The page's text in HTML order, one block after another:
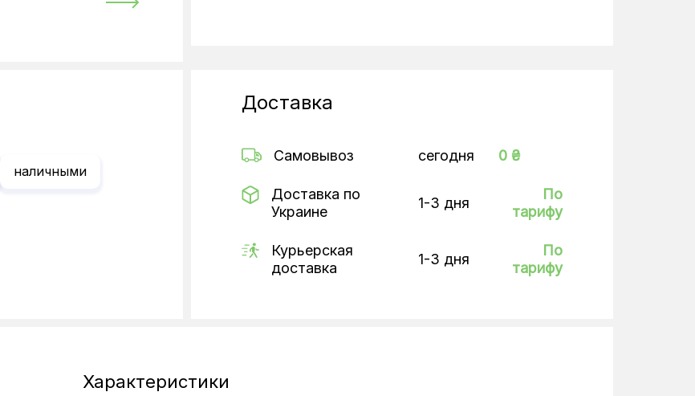
наличными
Доставка
Самовывоз сегодня 0 ₴
Доставка по
Украине
1-3 дня
По
тарифу
Курьерская
доставка
1-3 дня
По
тарифу
Характеристики